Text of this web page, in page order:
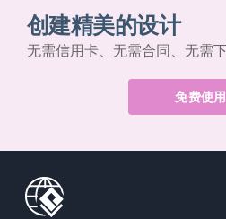
创建精美的设计
无需信用卡、无需合同、无需
免费使用